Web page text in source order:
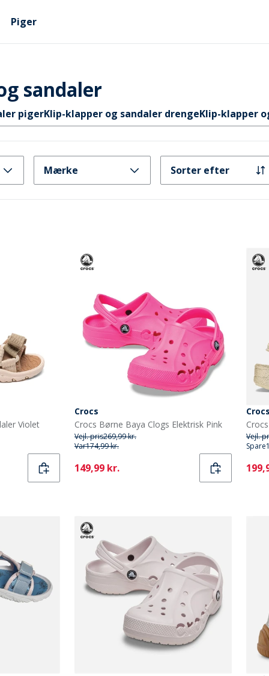
Piger
sandaler
pigerKlip-klapper og sandaler drengeKlip-klapper
Mærke Sorter efter
Violet
Crocs
Crocs Børne Baya Clogs Elektrisk Pink
Vejl. pris269,99 kr.
Var174,99 kr.
Current
149,99 kr.
Crocs
Vejl.
Spare